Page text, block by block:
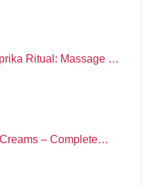
Ritual: Massage …
– Complete…